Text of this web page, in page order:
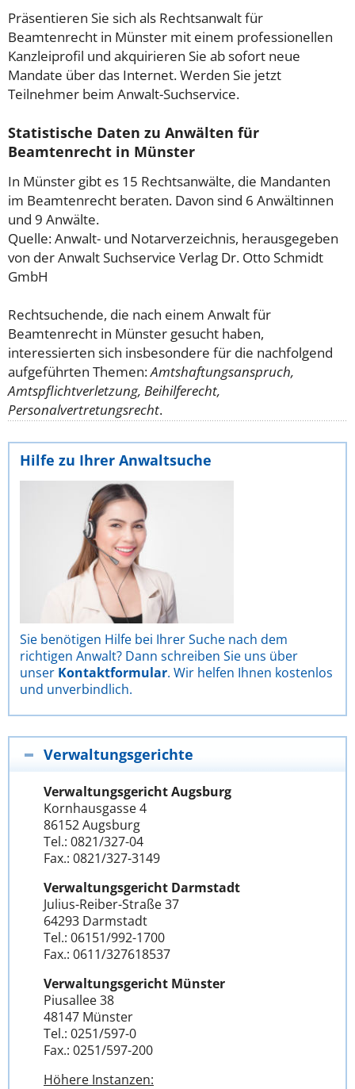
Präsentieren Sie sich als Rechtsanwalt für
Beamtenrecht in Münster mit einem professionellen
Kanzleiprofil und akquirieren Sie ab sofort neue
Mandate über das Internet. Werden Sie jetzt
Teilnehmer beim Anwalt-Suchservice.
Statistische Daten zu Anwälten für
Beamtenrecht in Münster
In Münster gibt es 15 Rechtsanwälte, die Mandanten
im Beamtenrecht beraten. Davon sind 6 Anwältinnen
und 9 Anwälte.
Quelle: Anwalt- und Notarverzeichnis, herausgegeben
von der Anwalt Suchservice Verlag Dr. Otto Schmidt
GmbH
Rechtsuchende, die nach einem Anwalt für
Beamtenrecht in Münster gesucht haben,
interessierten sich insbesondere für die nachfolgend
aufgeführten Themen:Amtshaftungsanspruch,
Amtspflichtverletzung, Beihilferecht,
Personalvertretungsrecht.
Hilfe zu Ihrer Anwaltsuche
Sie benötigen Hilfe bei Ihrer Suche nach dem
richtigen Anwalt? Dann schreiben Sie uns über
unser Kontaktformular. Wir helfen Ihnen kostenlos
und unverbindlich.
Verwaltungsgerichte
Verwaltungsgericht Augsburg
Kornhausgasse 4
86152 Augsburg
Tel.: 0821/327-04
Fax.: 0821/327-3149
Verwaltungsgericht Darmstadt
Julius-Reiber-Straße 37
64293 Darmstadt
Tel.: 06151/992-1700
Fax.: 0611/327618537
Verwaltungsgericht Münster
Piusallee 38
48147 Münster
Tel.: 0251/597-0
Fax.: 0251/597-200
Höhere Instanzen: